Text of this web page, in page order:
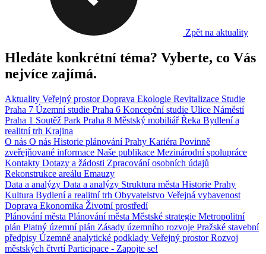
Zpět na aktuality
Hledáte konkrétní téma? Vyberte, co Vás
nejvíce zajímá.
Aktuality Veřejný prostorDoprava Ekologie Revitalizace Studie
Praha 7 Územní studie Praha 6 Koncepční studie Ulice Náměstí
Praha 1 Soutěž Park Praha 8 Městský mobiliářŘeka Bydlení a
realitní trh Krajina
O nás O nás Historie plánování Prahy Kariéra Povinně
zveřejňované informace Naše publikace Mezinárodní spolupráce
Kontakty Dotazy a žádosti Zpracování osobních údajů
Rekonstrukce areálu Emauzy
Data a analýzy Data a analýzy Struktura města Historie Prahy
Kultura Bydlení a realitní trh Obyvatelstvo Veřejná vybavenost
Doprava Ekonomika Životní prostředí
Plánování města Plánování města Městské strategie Metropolitní
plán Platný územní plán Zásady územního rozvoje Pražské stavební
předpisy Územně analytické podklady Veřejný prostorRozvoj
městských čtvrtíParticipace - Zapojte se!